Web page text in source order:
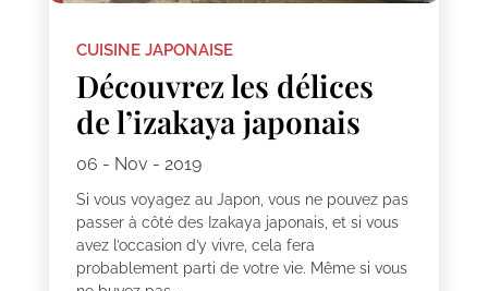
CUISINE JAPONAISE
Découvrez les délices
de l’izakaya japonais
06 - Nov - 2019
Si vous voyagez au Japon, vous ne pouvez pas
passer à côté des Izakaya japonais, et si vous
avez l’occasion d’y vivre, cela fera
probablement parti de votre vie. Même si vous